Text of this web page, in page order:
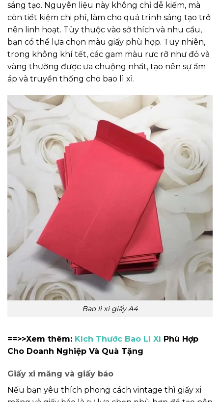
sáng tạo. Nguyên liệu này không chỉ dễ kiếm, mà
còn tiết kiệm chi phí, làm cho quá trình sáng tạo trở
nên linh hoạt. Tùy thuộc vào sở thích và nhu cầu,
bạn có thể lựa chọn màu giấy phù hợp. Tuy nhiên,
trong không khí tết, các gam màu rực rỡ như đỏ và
vàng thường được ưa chuộng nhất, tạo nên sự ấm
áp và truyền thống cho bao lì xì.
Bao lì xì giấy A4
==>>Xem thêm: Kích Thước Bao Lì Xì Phù Hợp
Cho Doanh Nghiệp Và Quà Tặng
Giấy xi măng và giấy báo
Nếu bạn yêu thích phong cách vintage thì giấy xi